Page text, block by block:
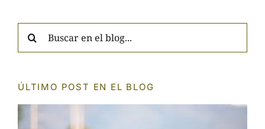
for:
ÚLTIMO POST EN EL BLOG